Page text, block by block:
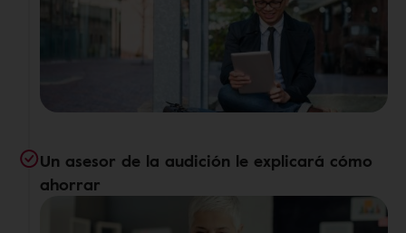
Un asesor de la audición le explicará cómo
ahorrar